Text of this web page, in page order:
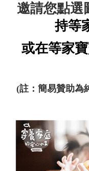
邀請您點選
持等
或在等家
(註：簡易贊助為